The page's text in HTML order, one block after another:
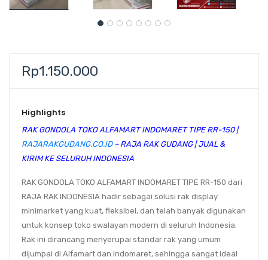
Rp1.150.000
Highlights
RAK GONDOLA TOKO ALFAMART INDOMARET TIPE RR-150 |
RAJARAKGUDANG.CO.ID– RAJA RAK GUDANG | JUAL &
KIRIM KE SELURUH INDONESIA
RAK GONDOLA TOKO ALFAMART INDOMARET TIPE RR-150 dari
RAJA RAK INDONESIA hadir sebagai solusi rak display
minimarket yang kuat, fleksibel, dan telah banyak digunakan
untuk konsep toko swalayan modern di seluruh Indonesia.
Rak ini dirancang menyerupai standar rak yang umum
dijumpai di Alfamart dan Indomaret, sehingga sangat ideal